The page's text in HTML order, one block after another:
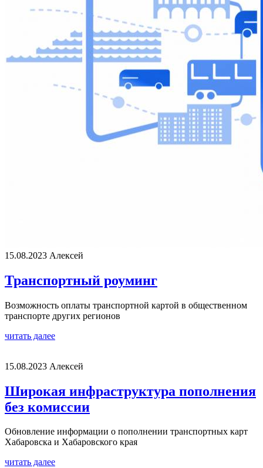
15.08.2023 Алексей
Транспортный роуминг
Возможность оплаты транспортной картой в общественном
транспорте других регионов
читать далее
15.08.2023 Алексей
Широкая инфраструктура пополнения
без комиссии
Обновление информации о пополнении транспортных карт
Хабаровска и Хабаровского края
читать далее